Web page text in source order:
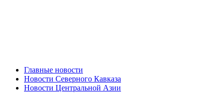
Главные новости
Новости Северного Кавказа
Новости Центральной Азии